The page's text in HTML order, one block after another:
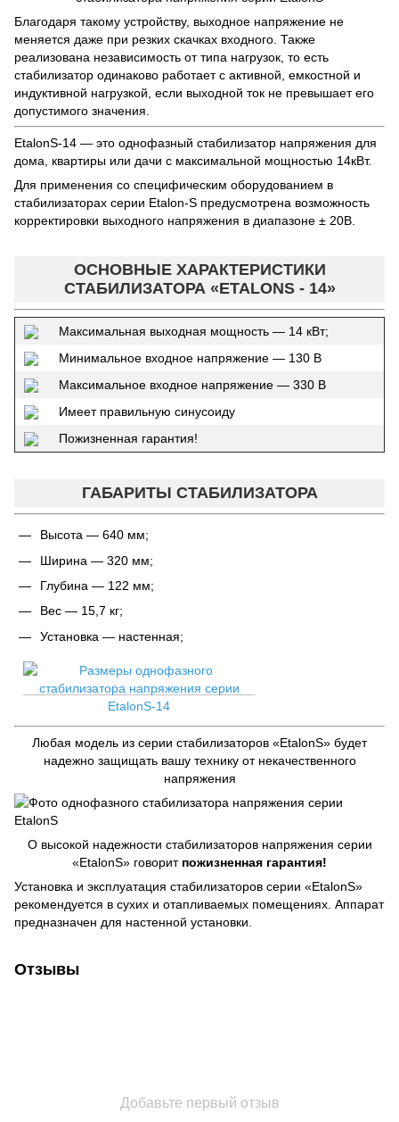
Благодаря такому устройству, выходное напряжение не
меняется даже при резких скачках входного. Также
реализована независимость от типа нагрузок, то есть
стабилизатор одинаково работает с активной, емкостной и
индуктивной нагрузкой, если выходной ток не превышает его
допустимого значения.
EtalonS-14 — это однофазный стабилизатор напряжения для
дома, квартиры или дачи с максимальной мощностью 14кВт.
Для применения со специфическим оборудованием в
стабилизаторах серии Etalon-S предусмотрена возможность
корректировки выходного напряжения в диапазоне ± 20В.
ОСНОВНЫЕ ХАРАКТЕРИСТИКИ
СТАБИЛИЗАТОРА «ETALONS - 14»
Максимальная выходная мощность — 14 кВт;
Минимальное входное напряжение — 130 В
Максимальное входное напряжение — 330 В
Имеет правильную синусоиду
Пожизненная гарантия!
ГАБАРИТЫ СТАБИЛИЗАТОРА
Высота — 640 мм;
Ширина — 320 мм;
Глубина — 122 мм;
Вес — 15,7 кг;
Установка — настенная;
Любая модель из серии стабилизаторов «EtalonS» будет
надежно защищать вашу технику от некачественного
напряжения
О высокой надежности стабилизаторов напряжения серии
«EtalonS» говорит пожизненная гарантия!
Установка и эксплуатация стабилизаторов серии «EtalonS»
рекомендуется в сухих и отапливаемых помещениях. Аппарат
предназначен для настенной установки.
Отзывы
Добавьте первый отзыв